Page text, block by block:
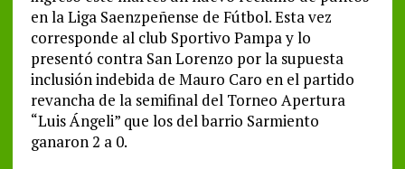
en la Liga Saenzpeñense de Fútbol. Esta vez
corresponde al club Sportivo Pampa y lo
presentó contra San Lorenzo por la supuesta
inclusión indebida de Mauro Caro en el partido
revancha de la semifinal del Torneo Apertura
“Luis Ángeli” que los del barrio Sarmiento
ganaron 2 a 0.